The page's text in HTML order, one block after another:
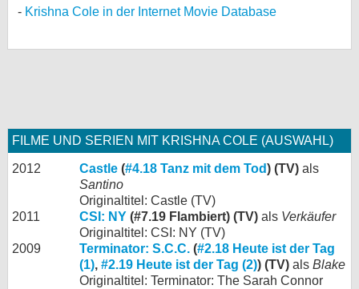
Krishna Cole in der Internet Movie Database
FILME UND SERIEN MIT KRISHNA COLE (AUSWAHL)
2012 Castle (#4.18 Tanz mit dem Tod) (TV) als
Santino
Originaltitel: Castle (TV)
2011
CSI: NY (#7.19 Flambiert) (TV) als Verkäufer
Originaltitel: CSI: NY (TV)
2009
Terminator: S.C.C. (#2.18 Heute ist der Tag
(1), #2.19 Heute ist der Tag (2)) (TV) als Blake
Originaltitel: Terminator: The Sarah Connor